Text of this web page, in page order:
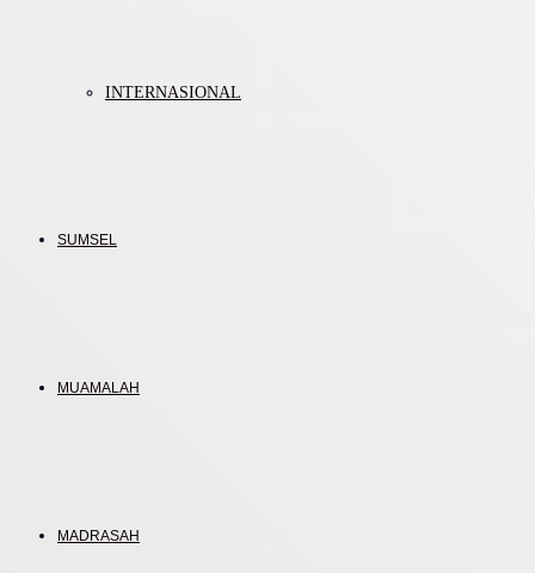
INTERNASIONAL
SUMSEL
MUAMALAH
MADRASAH